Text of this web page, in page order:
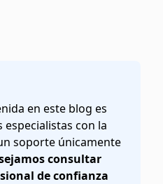
en este blog es
con la
soporte únicamente
consultar
de confianza